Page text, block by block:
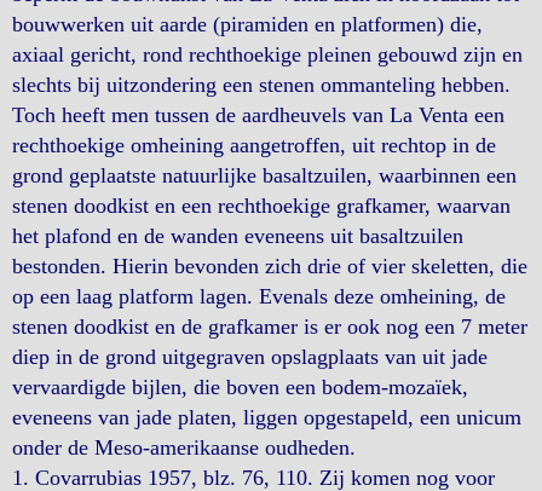
bouwwerken uit aarde (piramiden en platformen) die,
axiaal gericht, rond rechthoekige pleinen gebouwd zijn en
slechts bij uitzondering een stenen ommanteling hebben.
Toch heeft men tussen de aardheuvels van La Venta een
rechthoekige omheining aangetroffen, uit rechtop in de
grond geplaatste natuurlijke basaltzuilen, waarbinnen een
stenen doodkist en een rechthoekige grafkamer, waarvan
het plafond en de wanden eveneens uit basaltzuilen
bestonden. Hierin bevonden zich drie of vier skeletten, die
op een laag platform lagen. Evenals deze omheining, de
stenen doodkist en de grafkamer is er ook nog een 7 meter
diep in de grond uitgegraven opslagplaats van uit jade
vervaardigde bijlen, die boven een bodem-mozaïek,
eveneens van jade platen, liggen opgestapeld, een unicum
onder de Meso-amerikaanse oudheden.
1. Covarrubias 1957, blz. 76, 110. Zij komen nog voor